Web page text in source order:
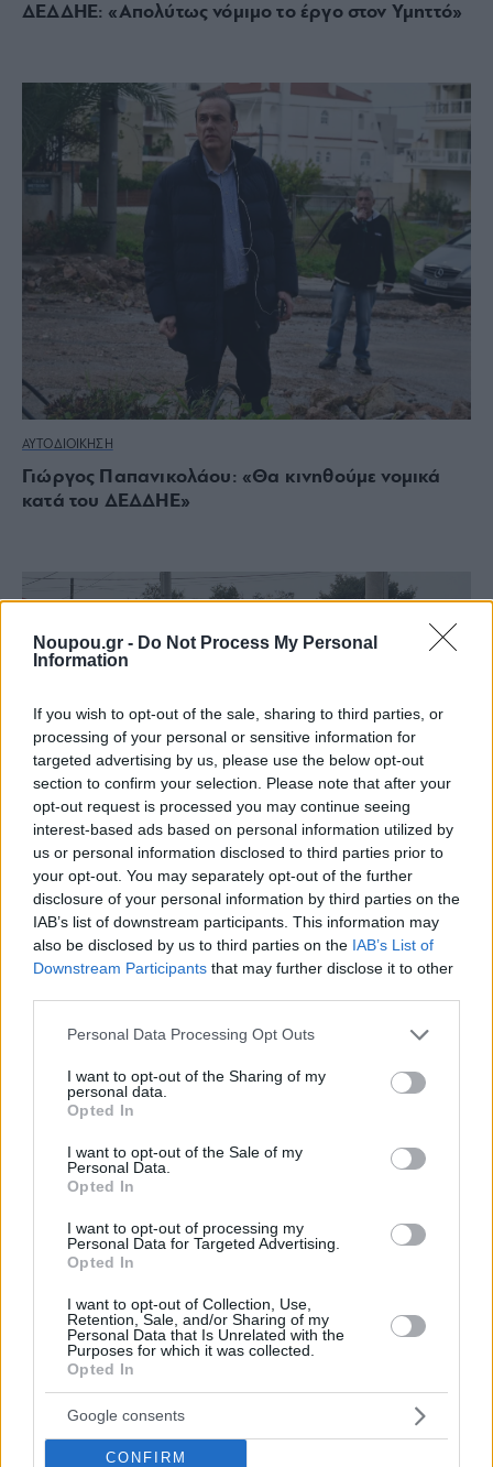
Noupou.gr - Do Not Process My Personal
Information
If you wish to opt-out of the sale, sharing to third parties, or
processing of your personal or sensitive information for
targeted advertising by us, please use the below opt-out
section to confirm your selection. Please note that after your
opt-out request is processed you may continue seeing
interest-based ads based on personal information utilized by
us or personal information disclosed to third parties prior to
your opt-out. You may separately opt-out of the further
disclosure of your personal information by third parties on the
IAB’s list of downstream participants. This information may
also be disclosed by us to third parties on the IAB’s List of
Downstream Participants that may further disclose it to other
Please note that this website/app uses one or more Google
not limited to your visit or usage behaviour. You may click to
grant or deny consent to Google and its third-party tags to
use your data for below specified purposes in below Google
consent section.
Personal Data Processing Opt Outs
I want to opt-out of the Sharing of my
personal data.
Opted In
I want to opt-out of the Sale of my
Personal Data.
Opted In
I want to opt-out of processing my
Personal Data for Targeted Advertising.
Opted In
I want to opt-out of Collection, Use,
Retention, Sale, and/or Sharing of my
Personal Data that Is Unrelated with the
Purposes for which it was collected.
Opted In
Google consents
CONFIRM
ΔΕΔΔΗΕ: «Απολύτως νόμιμο το έργο στον Υμηττό»
ΑΥΤΟΔΙΟΙΚΗΣΗ
Γιώργος Παπανικολάου: «Θα κινηθούμε νομικά
κατά του ΔΕΔΔΗΕ»
Ερώτηση 15 βουλευτών του ΣΥΡΙΖΑ-Προοδευτική